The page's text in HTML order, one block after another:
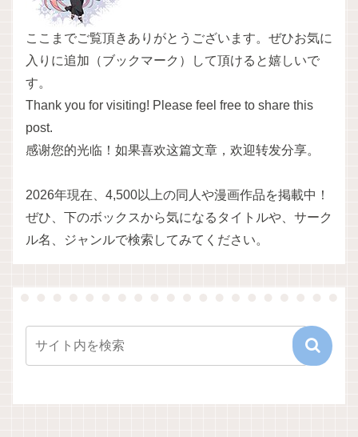
ここまでご覧頂きありがとうございます。ぜひお気に
入りに追加（ブックマーク）して頂けると嬉しいで
す。
Thank you for visiting! Please feel free to share this
post.
感谢您的光临！如果喜欢这篇文章，欢迎转发分享。
2026年現在、4,500以上の同人や漫画作品を掲載中！
ぜひ、下のボックスから気になるタイトルや、サーク
ル名、ジャンルで検索してみてください。